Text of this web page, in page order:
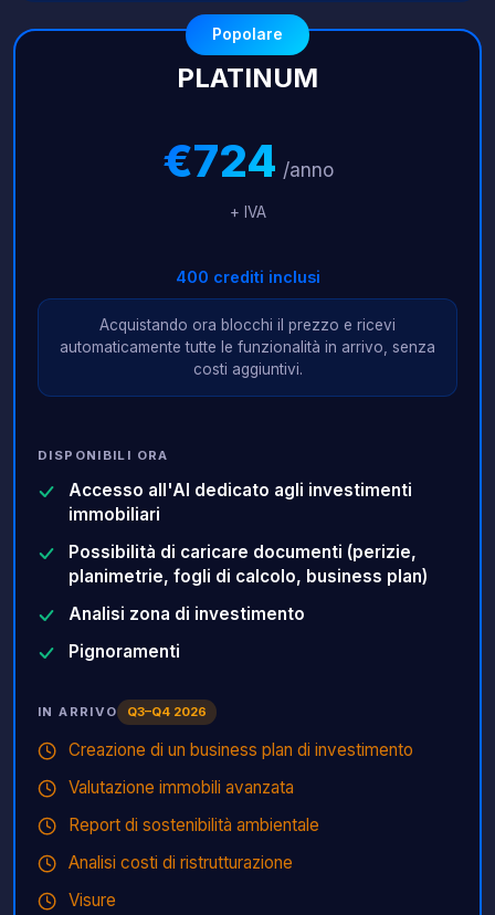
Popolare
PLATINUM
€724 /anno
+ IVA
400 crediti inclusi
Acquistando ora blocchi il prezzo e ricevi
automaticamente tutte le funzionalità in arrivo, senza
costi aggiuntivi.
DISPONIBILI ORA
Accesso all'AI dedicato agli investimenti
immobiliari
Possibilità di caricare documenti (perizie,
planimetrie, fogli di calcolo, business plan)
Analisi zona di investimento
Pignoramenti
IN ARRIVO Q3–Q4 2026
Creazione di un business plan di investimento
Valutazione immobili avanzata
Report di sostenibilità ambientale
Analisi costi di ristrutturazione
Visure